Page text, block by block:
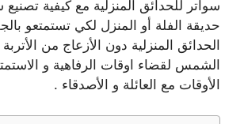
سواتر للحدائق المنزلية مع كيفية
حديقة الفلة أو المنزل لكي تستمتعو
الحدائق المنزلية دون الأزعاج من
الشمس لقضاء اوقات الرفاهية و
الأوقات مع العائلة و الأصدقاء .